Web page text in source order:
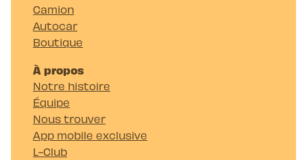
Camion
Autocar
Boutique
À propos
Notre histoire
Équipe
Nous trouver
App mobile exclusive
L-Club